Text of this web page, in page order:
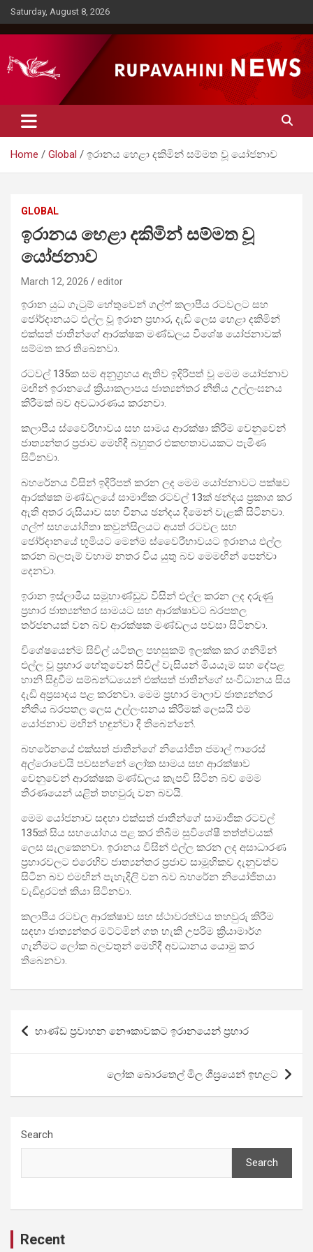
Skip
to
content
Saturday, August 8, 2026
Rupavahini News
Home Global ඉරානය හෙළා දකිමින් සම්මත වූ යෝජනාව
GLOBAL
ඉරානය හෙළා දකිමින් සම්මත වූ
යෝජනාව
March 12, 2026 editor
ඉරාන යුධ ගැටුම් හේතුවෙන් ගල්ෆ් කලාපීය රටවලට සහ
ජෝර්දානයට එල්ල වූ ඉරාන ප්‍රහාර, දැඩි ලෙස හෙළා දකිමින්
එක්සත් ජාතීන්ගේ ආරක්ෂක මණ්ඩලය විශේෂ යෝජනාවක්
සම්මත කර තිබෙනවා.
රටවල් 135ක සම අනුග්‍රහය ඇතිව ඉදිරිපත් වූ මෙම යෝජනාව
මඟින් ඉරානයේ ක්‍රියාකලාපය ජාත්‍යන්තර නීතිය උල්ලංඝනය
කිරීමක් බව අවධාරණය කරනවා.
කලාපීය ස්වෛරීභාවය සහ සාමය ආරක්ෂා කිරීම වෙනුවෙන්
ජාත්‍යන්තර ප්‍රජාව මෙහිදී බහුතර එකඟතාවයකට පැමිණ
සිටිනවා.
බහරේනය විසින් ඉදිරිපත් කරන ලද මෙම යෝජනාවට පක්ෂව
ආරක්ෂක මණ්ඩලයේ සාමාජික රටවල් 13ක් ඡන්දය ප්‍රකාශ කර
ඇති අතර රුසියාව සහ චීනය ඡන්දය දීමෙන් වැළකී සිටිනවා.
ගල්ෆ් සහයෝගිතා කවුන්සිලයට අයත් රටවල සහ
ජෝර්දානයේ භූමියට මෙන්ම ස්වෛරීභාවයට ඉරානය එල්ල
කරන බලපෑම් වහාම නතර විය යුතු බව මෙමඟින් පෙන්වා
දෙනවා.
ඉරාන ඉස්ලාමීය සමූහාණ්ඩුව විසින් එල්ල කරන ලද දරුණු
ප්‍රහාර ජාත්‍යන්තර සාමයට සහ ආරක්ෂාවට බරපතල
තර්ජනයක් වන බව ආරක්ෂක මණ්ඩලය පවසා සිටිනවා.
විශේෂයෙන්ම සිවිල් යටිතල පහසුකම් ඉලක්ක කර ගනිමින්
එල්ල වූ ප්‍රහාර හේතුවෙන් සිවිල් වැසියන් මියයෑම සහ දේපළ
හානි සිදුවීම සම්බන්ධයෙන් එක්සත් ජාතීන්ගේ සංවිධානය සිය
දැඩි අප්‍රසාදය පළ කරනවා. මෙම ප්‍රහාර මාලාව ජාත්‍යන්තර
නීතිය බරපතල ලෙස උල්ලංඝනය කිරීමක් ලෙසයි එම
යෝජනාව මඟින් හඳුන්වා දී තිබෙන්නේ.
බහරේනයේ එක්සත් ජාතීන්ගේ නියෝජිත ජමාල් ෆාරෙස්
අල්රොවෙයි පවසන්නේ ලෝක සාමය සහ ආරක්ෂාව
වෙනුවෙන් ආරක්ෂක මණ්ඩලය කැපවී සිටින බව මෙම
තීරණයෙන් යළිත් තහවුරු වන බවයි.
මෙම යෝජනාව සඳහා එක්සත් ජාතීන්ගේ සාමාජික රටවල්
135ක් සිය සහයෝගය පළ කර තිබීම සුවිශේෂී තත්ත්වයක්
ලෙස සැලකෙනවා. ඉරානය විසින් එල්ල කරන ලද අසාධාරණ
ප්‍රහාරවලට එරෙහිව ජාත්‍යන්තර ප්‍රජාව සාමූහිකව දැනුවත්ව
සිටින බව එමඟින් පැහැදිලි වන බව බහරේන නියෝජිතයා
වැඩිදුරටත් කියා සිටිනවා.
කලාපීය රටවල ආරක්ෂාව සහ ස්ථාවරත්වය තහවුරු කිරීම
සඳහා ජාත්‍යන්තර මට්ටමින් ගත හැකි උපරිම ක්‍රියාමාර්ග
ගැනීමට ලෝක බලවතුන් මෙහිදී අවධානය යොමු කර
තිබෙනවා.
Post
navigation
භාණ්ඩ ප්‍රවාහන නෞකාවකට ඉරානයෙන් ප්‍රහාර
ලෝක බොරතෙල් මිල ශීඝ්‍රයෙන් ඉහළට
Search
Search
Recent